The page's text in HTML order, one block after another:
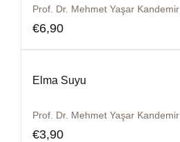
Prof. Dr. Mehmet Yaşar Kandemir
€6,90
Elma Suyu
Prof. Dr. Mehmet Yaşar Kandemir
€3,90